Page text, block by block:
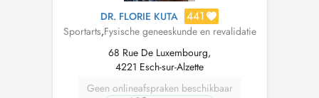
DR. FLORIE KUTA 441
Sportarts,Fysische geneeskunde en revalidatie
68 Rue De Luxembourg,
4221 Esch-sur-Alzette
Geen onlineafspraken beschikbaar